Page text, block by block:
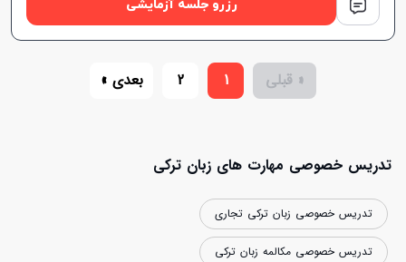
رزرو جلسه آزمایشی
« قبلی 1
2 بعدی »
تدریس خصوصی مهارت های زبان ترکی
تدریس خصوصی زبان ترکی تجاری
تدریس خصوصی مکالمه زبان ترکی